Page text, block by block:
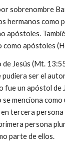
sobrenombre
hermanos como
apóstoles.
apóstoles
de Jesús (Mt.
pudiera ser el
fue un apóstol de
menciona
tercera
persona
parte de ellos.